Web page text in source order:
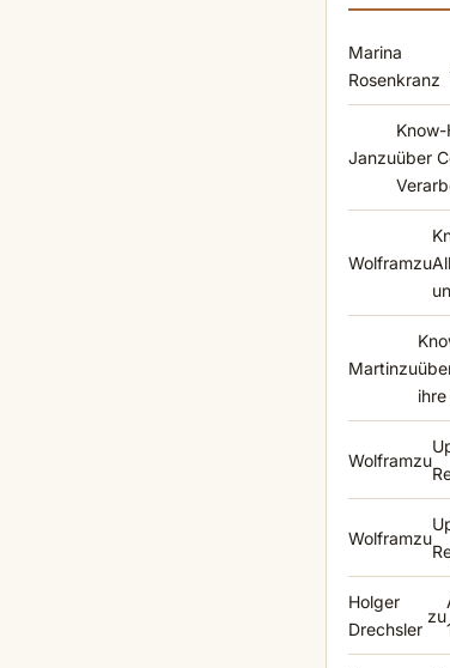
Marina
Rosenkranz
Janzuüber
Wolframzu
Martinzu
Wolframzu
Wolframzu
Holger
Drechsler
zu